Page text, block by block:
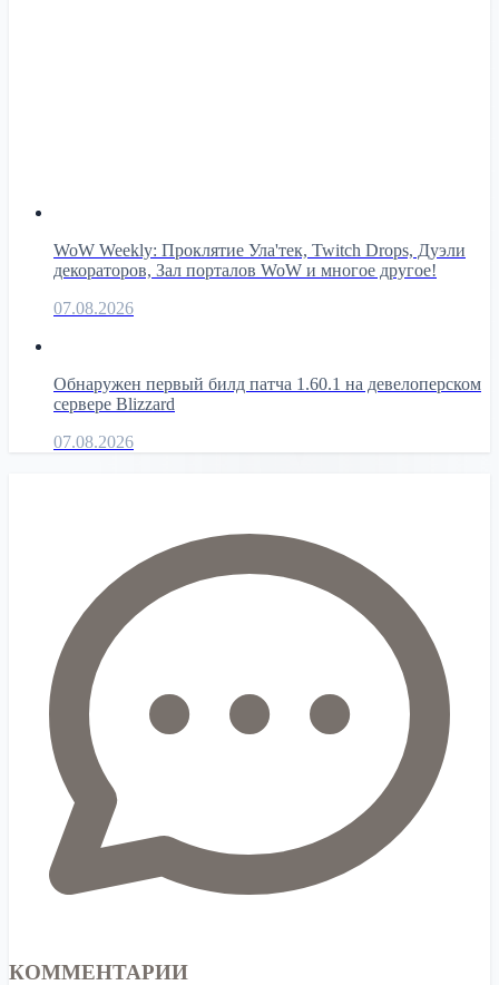
WoW Weekly: Проклятие Ула'тек, Twitch Drops, Дуэли
декораторов, Зал порталов WoW и многое другое!
07.08.2026
Обнаружен первый билд патча 1.60.1 на девелоперском
сервере Blizzard
07.08.2026
КОММЕНТАРИИ